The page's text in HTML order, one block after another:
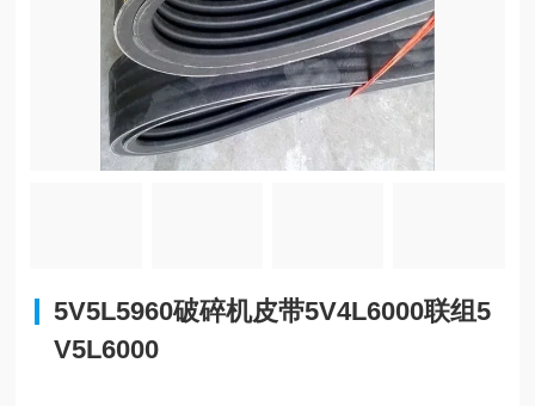
5V5L5960破碎机皮带5V4L6000联组5
V5L6000